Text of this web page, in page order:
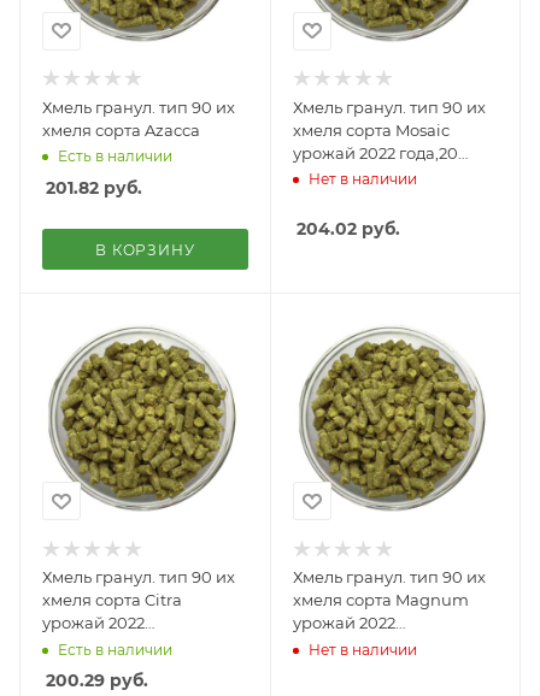
Хмель гранул. тип 90 их
хмеля сорта Azacca
Есть в наличии
201.82 руб.
В КОРЗИНУ
Хмель гранул. тип 90 их
хмеля сорта Mosaic
урожай 2022 года,20
кг,альфа-кислота - 11,6%
Нет в наличии
204.02руб.
Хмель гранул. тип 90 их
хмеля сорта Citra
урожай 2022
года,20кг,альфа-кислота
Есть в наличии
200.29 руб.
Хмель гранул. тип 90 их
хмеля сорта Magnum
урожай 2022
года,20кг,альфа-кислота
Нет в наличии